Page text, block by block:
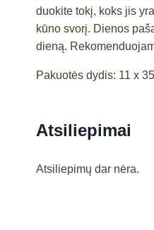
duokite tokį, koks jis
kūno svorį. Dienos
dieną.
Pakuotės dydis: 11 x
Atsiliepimai
Atsiliepimų dar nėra.